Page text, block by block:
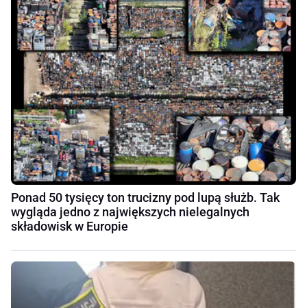
Ponad 50 tysięcy ton trucizny pod lupą służb. Tak
wygląda jedno z największych nielegalnych
składowisk w Europie